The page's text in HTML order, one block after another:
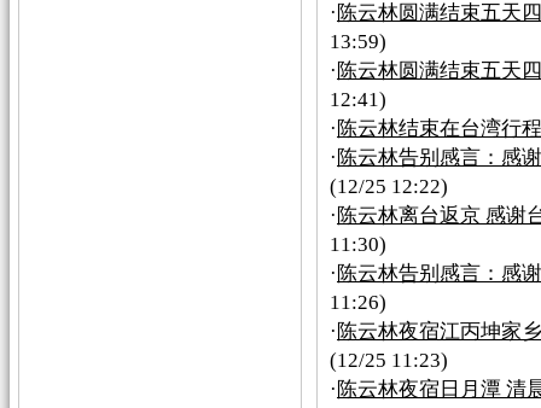
· 陈云林圆满结束五天
13:59)
· 陈云林圆满结束五天
12:41)
· 陈云林结束在台湾行
· 陈云林告别感言：感
(12/25 12:22)
· 陈云林离台返京 感谢
11:30)
· 陈云林告别感言：感
11:26)
· 陈云林夜宿江丙坤家
(12/25 11:23)
· 陈云林夜宿日月潭 清